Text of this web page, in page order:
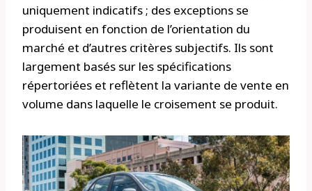
uniquement indicatifs ; des exceptions se
produisent en fonction de l’orientation du
marché et d’autres critères subjectifs. Ils sont
largement basés sur les spécifications
répertoriées et reflètent la variante de vente en
volume dans laquelle le croisement se produit.